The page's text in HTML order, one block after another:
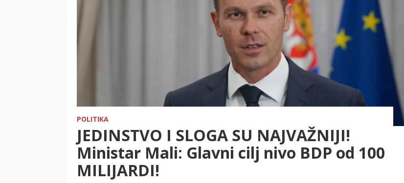
POLITIKA
JEDINSTVO I SLOGA SU NAJVAŽNIJI!
Ministar Mali: Glavni cilj nivo BDP od 100
MILIJARDI!